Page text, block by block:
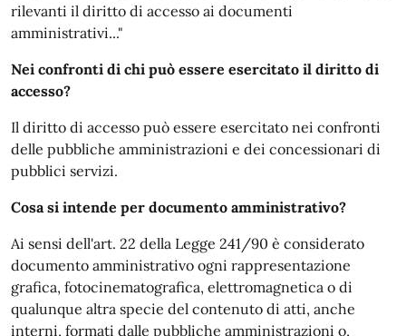
rilevanti il diritto di accesso ai documenti
amministrativi..."
Nei confronti di chi può essere esercitato il diritto di
accesso?
Il diritto di accesso può essere esercitato nei confronti
delle pubbliche amministrazioni e dei concessionari di
pubblici servizi.
Cosa si intende per documento amministrativo?
Ai sensi dell'art. 22 della Legge 241/90 è considerato
documento amministrativo ogni rappresentazione
grafica, fotocinematografica, elettromagnetica o di
qualunque altra specie del contenuto di atti, anche
interni, formati dalle pubbliche amministrazioni o,